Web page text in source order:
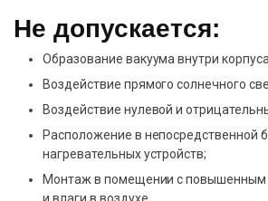
Не допускается:
Образование вакуума внутри
Воздействие прямого солнечного
Воздействие нулевой и
Расположение в непосредственной
нагревательных устройств;
Монтаж в помещении с